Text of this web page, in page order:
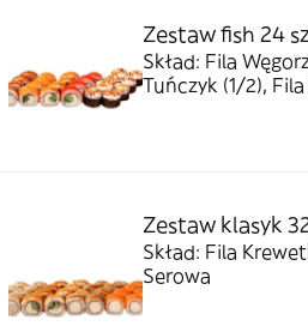
Zestaw fish 24
Skład: Fila
Tuńczyk (1/2),
Zestaw klasyk
Skład: Fila
Serowa